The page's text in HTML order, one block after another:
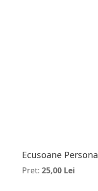
Ecusoane
Pret: 25,00 Lei